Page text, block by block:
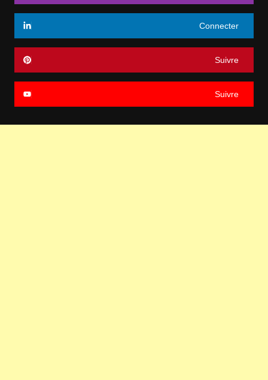
Connecter
Suivre
Suivre